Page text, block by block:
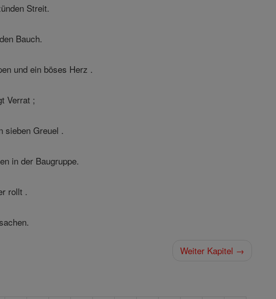
Streit.
Bauch.
und ein böses Herz .
Verrat ;
sieben Greuel .
in der Baugruppe.
rollt .
Weiter Kapitel →